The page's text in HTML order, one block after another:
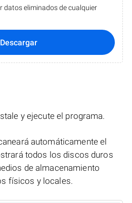
datos eliminados de cualquier
Descargar
y ejecute el programa.
automáticamente el
todos los discos duros
de almacenamiento
físicos y locales.